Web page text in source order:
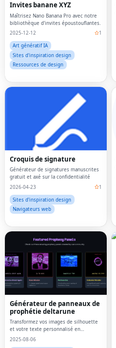
Invites banane XYZ
Maîtrisez Nano Banana Pro avec notre
bibliothèque d'invites époustouflantes.
2025-12-12
1
Art génératif IA
Sites d'inspiration design
Ressources de design
Croquis de signature
Générateur de signatures manuscrites
gratuit et axé sur la confidentialité
2026-04-23
1
Sites d'inspiration design
Navigateurs web
Générateur de panneaux de
prophétie deltarune
Transformez vos images de silhouette
et votre texte personnalisé en
panneaux de prophétie de Deltarune
2025-08-06